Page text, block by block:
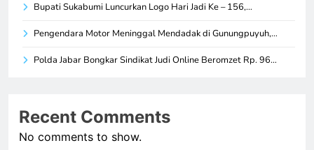
Bupati Sukabumi Luncurkan Logo Hari Jadi Ke – 156,…
Pengendara Motor Meninggal Mendadak di Gunungpuyuh,…
Polda Jabar Bongkar Sindikat Judi Online Beromzet Rp. 96…
Recent Comments
No comments to show.